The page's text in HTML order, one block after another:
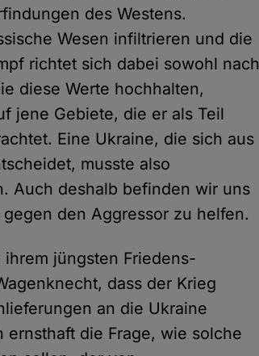
des Westens.
Wesen infiltrieren und die
richtet sich dabei sowohl nach
diese Werte hochhalten,
jene Gebiete, die er als Teil
Eine Ukraine, die sich aus
musste also
Auch deshalb befinden wir uns
den Aggressor zu helfen.
jüngsten Friedens-
dass der Krieg
an die Ukraine
die Frage, wie solche